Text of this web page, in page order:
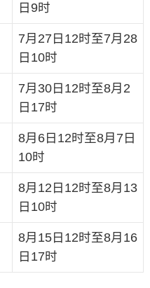
日9时
7月27日12时至7月28
日10时
7月30日12时至8月2
日17时
8月6日12时至8月7日
10时
8月12日12时至8月13
日10时
8月15日12时至8月16
日17时